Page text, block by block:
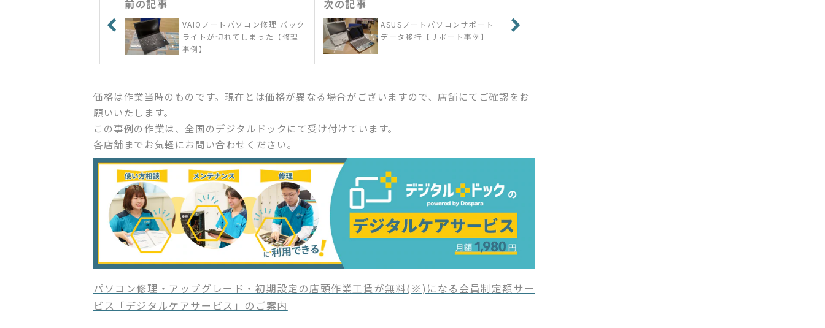
前の記事
VAIOノートパソコン修理 バック
ライトが切れてしまった【修理
事例】
次の記事
ASUSノートパソコンサポート
データ移行【サポート事例】
価格は作業当時のものです。現在とは価格が異なる場合がございますので、店舗にてご確認をお
願いいたします。
この事例の作業は、全国のデジタルドックにて受け付けています。
各店舗までお気軽にお問い合わせください。
パソコン修理・アップグレード・初期設定の店頭作業工賃が無料(※)になる会員制定額サー
ビス「デジタルケアサービス」のご案内